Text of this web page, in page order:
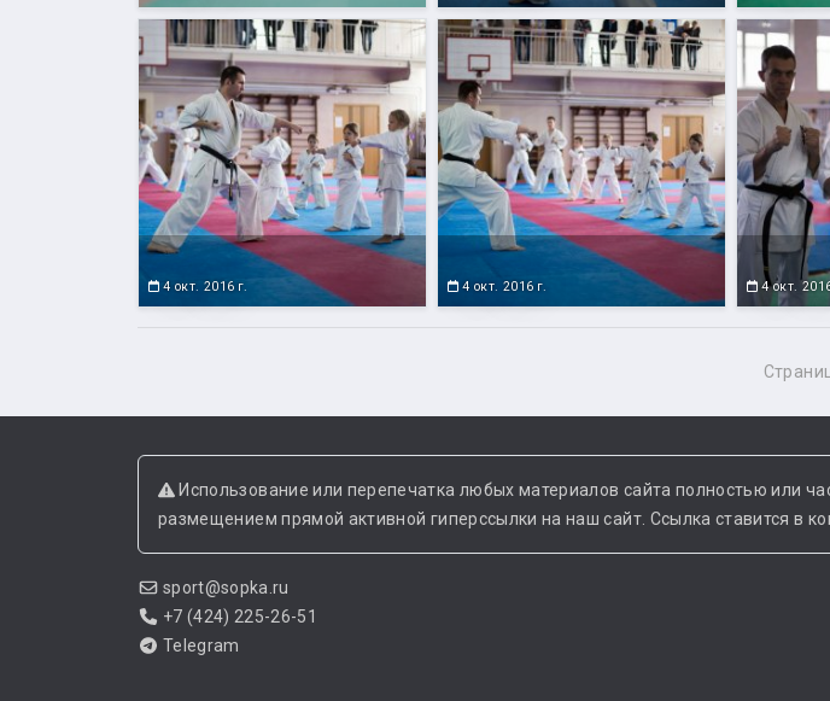
4 окт. 2016 г. 4 окт. 2016 г. 4 окт.
Использование или перепечатка любых материалов сайта полностью или
размещением прямой активной гиперссылки на наш сайт. Ссылка ставится в
sport@sopka.ru
+7 (424) 225-26-51
Telegram